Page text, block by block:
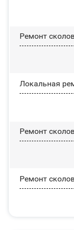
Ремонт
Локальная
Ремонт
Ремонт